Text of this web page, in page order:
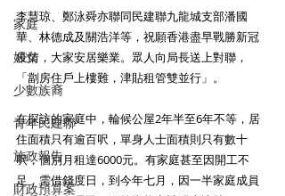
家庭
婦女
少數族裔
青年民建聯
施政報告
財政預算案
李慧琼、鄭泳舜亦聯同民建聯九龍城支部潘國
華、林德成及關浩洋等，祝願香港盡早戰勝新冠
疫情，大家安居樂業。眾人向局長送上對聯，
「劏房住戶上樓難，津貼租管雙並行」。
在探訪的家庭中，輪候公屋2年半至6年不等，居
住面積只有逾百呎，單身人士面積則只有數十
呎，個別月租達6000元。有家庭甚至因開工不
足，需借錢度日，到今年七月，因一半家庭成員